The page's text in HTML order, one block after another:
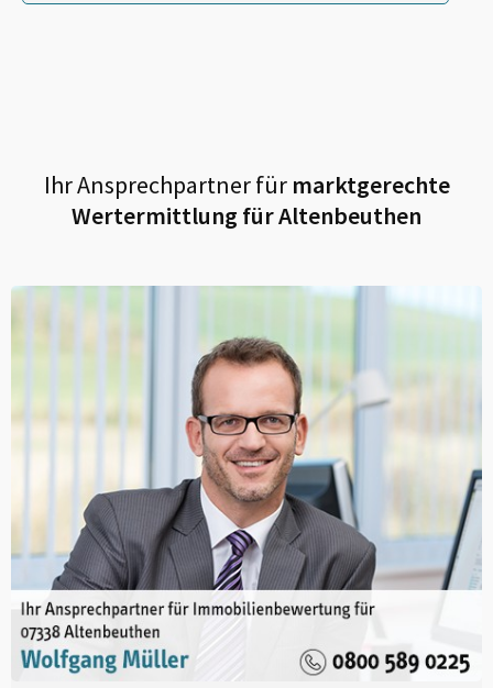
Ihr Ansprechpartner fürmarktgerechte
Wertermittlung fürAltenbeuthen